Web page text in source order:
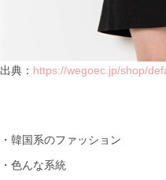
出典： https://wegoec.jp/shop/
・韓国系のファッション
・色んな系統